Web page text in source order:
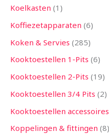
Koelkasten 1
Koffiezetapparaten 6
Koken & Servies 285
Kooktoestellen 1-Pits 6
Kooktoestellen 2-Pits 19
Kooktoestellen 3/4 Pits 2
Kooktoestellen accessoires
Koppelingen & fittingen 8